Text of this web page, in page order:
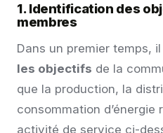
1. Identification des
membres
Dans un premier temps,
les objectifs de la
que la production, la
consommation d’énergie
activité de service ci-